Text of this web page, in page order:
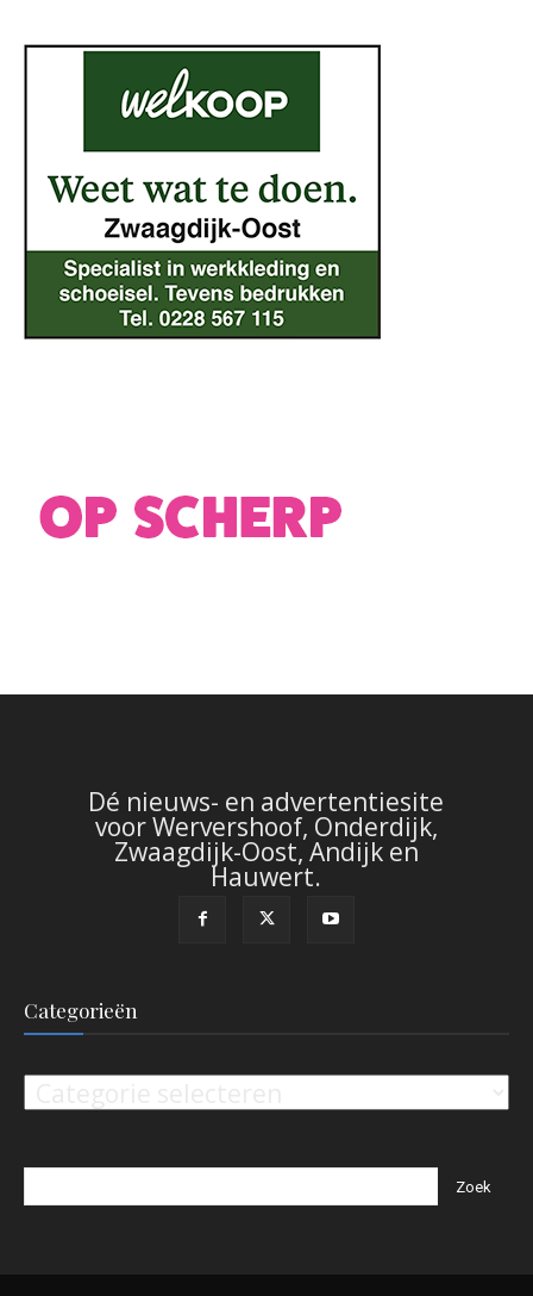
Dé nieuws- en advertentiesite
voor Wervershoof, Onderdijk,
Zwaagdijk-Oost, Andijk en
Hauwert.
Categorieën
Categorieën